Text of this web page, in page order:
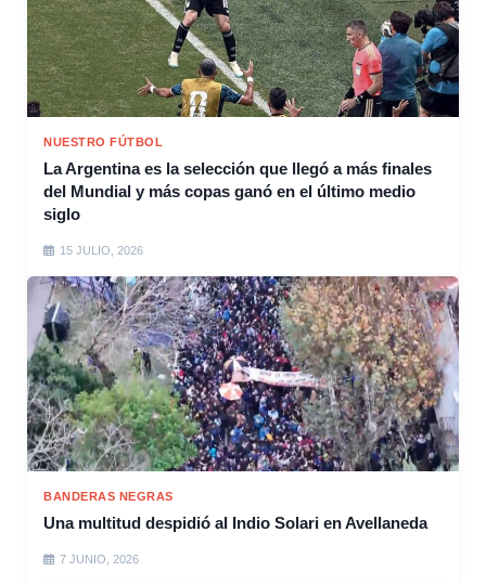
NUESTRO FÚTBOL
La Argentina es la selección que llegó a más finales
del Mundial y más copas ganó en el último medio
siglo
15 JULIO, 2026
BANDERAS NEGRAS
Una multitud despidió al Indio Solari en Avellaneda
7 JUNIO, 2026